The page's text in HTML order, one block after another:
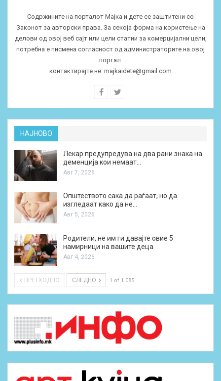
Содржините на порталот Мајка и дете се заштитени со
Законот за авторски права. За секоја форма на користење на
делови од овој веб сајт или цели статии за комерцијални цели,
потребна е писмена согласност од администраторите на овој
портал.
контактирајте не: majkaidete@gmail.com
НАЈНОВО
Лекар предупредува на два рани знака на
деменција кои немаат…
Авг 7, 2026
Општеството сака да раѓаат, но да
изгледаат како да не…
Авг 5, 2026
Родители, не им ги давајте овие 5
намирници на вашите деца
Авг 4, 2026
ПРЕТХОДНО СЛЕДНО 1 of 1.085